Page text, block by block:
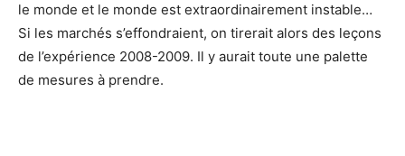
le monde et le monde est extraordinairement instable…
Si les marchés s’effondraient, on tirerait alors des leçons
de l’expérience 2008-2009. Il y aurait toute une palette
de mesures à prendre.